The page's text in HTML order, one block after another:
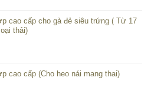
cao cấp cho gà đẻ siêu trứng ( Từ 17
thải)
cao cấp (Cho heo nái mang thai)